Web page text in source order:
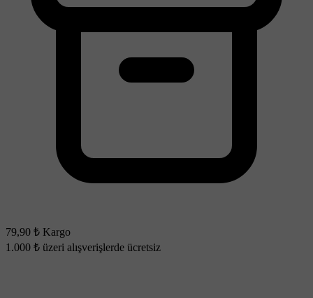
79,90 ₺ Kargo
1.000 ₺ üzeri alışverişlerde ücretsiz